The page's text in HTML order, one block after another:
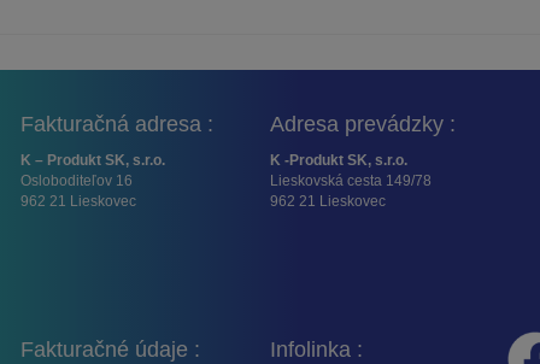
Fakturačná adresa :
K – Produkt SK, s.r.o.
Osloboditeľov 16
962 21 Lieskovec
Adresa prevádzky :
K -Produkt SK, s.r.o.
Lieskovská cesta 149/78
962 21 Lieskovec
Fakturačné údaje : Infolinka :